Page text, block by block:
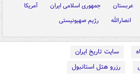
عربستان جمهوری اسلامی ایران
آمریکا
انصارالله رژیم صهیونیستی
سایت تاریخ ایران
رزرو هتل استانبول